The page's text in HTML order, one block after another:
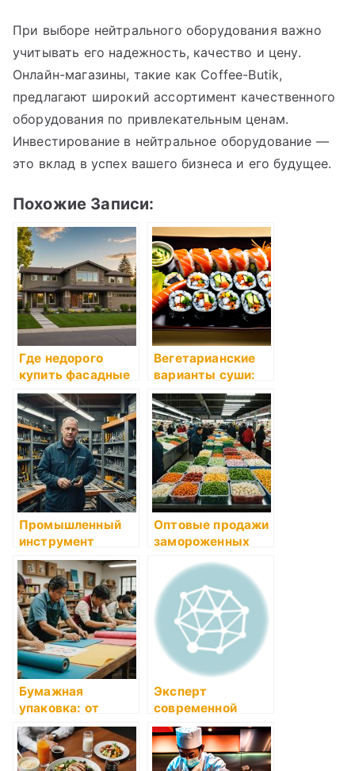
При выборе нейтрального оборудования важно
учитывать его надежность, качество и цену.
Онлайн-магазины, такие как Coffee-Butik,
предлагают широкий ассортимент качественного
оборудования по привлекательным ценам.
Инвестирование в нейтральное оборудование —
это вклад в успех вашего бизнеса и его будущее.
Похожие Записи:
Где недорого
купить фасадные
термопанели для
отделки дома?
Вегетарианские
варианты суши:
идеальный выбор
для любителей
здорового питания
Промышленный
инструмент
«Миллион
Инструментов»:
качество,
надежность и
эффективность
Оптовые продажи
замороженных
выбрать
надежного
поставщика
Бумажная
упаковка: от
традиций к
современности
Эксперт
современной
техники: обзор
лучших
производителей и